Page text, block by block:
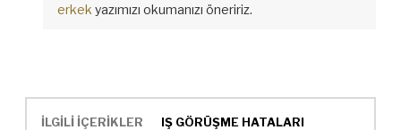
erkek yazımızı okumanızı öneririz.
İLGİLİ İÇERİKLER
IŞ GÖRÜŞME HATALARI